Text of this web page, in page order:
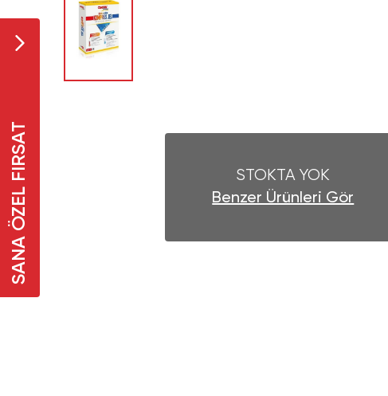
SANA ÖZEL FIRSAT STOKTA YOK
Benzer Ürünleri Gör